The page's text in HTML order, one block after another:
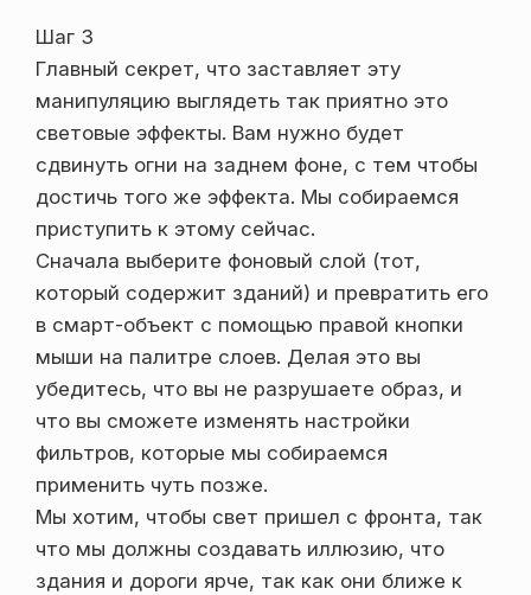
Шаг 3
Главный секрет, что заставляет эту
манипуляцию выглядеть так приятно это
световые эффекты. Вам нужно будет
сдвинуть огни на заднем фоне, с тем чтобы
достичь того же эффекта. Мы собираемся
приступить к этому сейчас.
Сначала выберите фоновый слой (тот,
который содержит зданий) и превратить его
в смарт-объект с помощью правой кнопки
мыши на палитре слоев. Делая это вы
убедитесь, что вы не разрушаете образ, и
что вы сможете изменять настройки
фильтров, которые мы собираемся
применить чуть позже.
Мы хотим, чтобы свет пришел с фронта, так
что мы должны создавать иллюзию, что
здания и дороги ярче, так как они ближе к